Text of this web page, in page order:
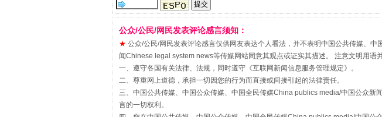
“刷贴”乱象丛生
公众/公民/网民发表评论感言须知：
★ 公众/公民/网民发表评论感言仅供网友表达个人看法，并不表明中国公共传媒、
闻Chinese legal system news等传媒网站同意其观点或证实其描述。 注意文明用语
一、遵守各国有关法律、法规，同时遵守《互联网新闻信息服务管理规定》。
二、尊重网上道德，承担一切因您的行为而直接或间接引起的法律责任。
三、中国公共传媒、中国公众传媒、中国全民传媒China publics media/中国公众
言的一切权利。